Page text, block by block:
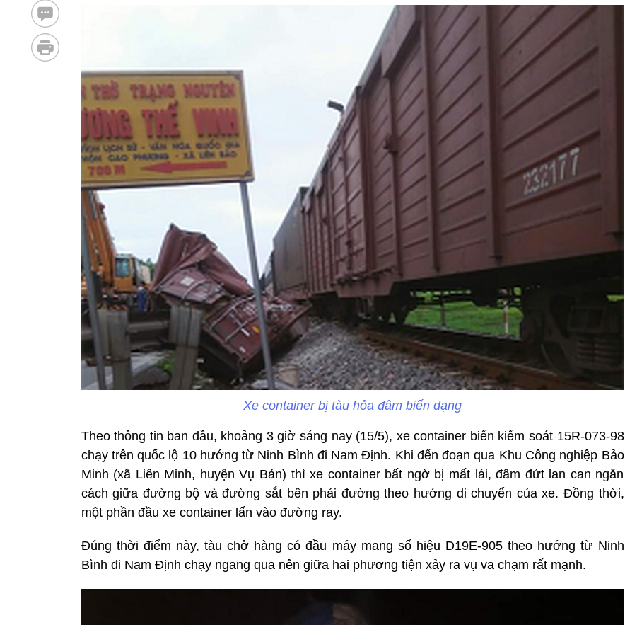
Xe container bị tàu hỏa đâm biến dạng
Theo thông tin ban đầu, khoảng 3 giờ sáng nay (15/5), xe container biển kiểm soát 15R-073-98
chạy trên quốc lộ 10 hướng từ Ninh Bình đi Nam Định. Khi đến đoạn qua Khu Công nghiệp Bảo
Minh (xã Liên Minh, huyện Vụ Bản) thì xe container bất ngờ bị mất lái, đâm đứt lan can ngăn
cách giữa đường bộ và đường sắt bên phải đường theo hướng di chuyển của xe. Đồng thời,
một phần đầu xe container lấn vào đường ray.
Đúng thời điểm này, tàu chở hàng có đầu máy mang số hiệu D19E-905 theo hướng từ Ninh
Bình đi Nam Định chạy ngang qua nên giữa hai phương tiện xảy ra vụ va chạm rất mạnh.